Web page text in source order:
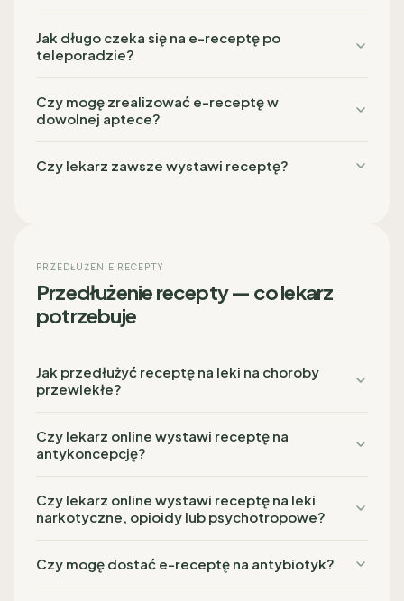
Jak długo czeka się na e-receptę po
teleporadzie?
Czy mogę zrealizować e-receptę w
dowolnej aptece?
Czy lekarz zawsze wystawi receptę?
PRZEDŁUŻENIE RECEPTY
Przedłużenie recepty — co lekarz
potrzebuje
Jak przedłużyć receptę na leki na choroby
przewlekłe?
Czy lekarz online wystawi receptę na
antykoncepcję?
Czy lekarz online wystawi receptę na leki
narkotyczne, opioidy lub psychotropowe?
Czy mogę dostać e-receptę na antybiotyk?